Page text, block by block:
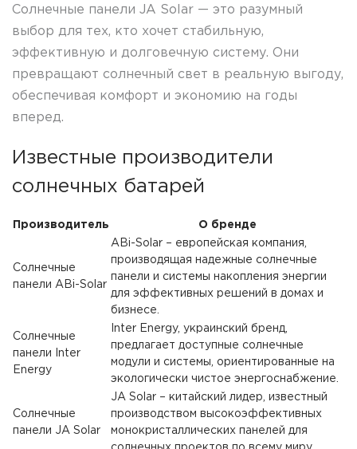
Солнечные панели JA Solar — это разумный
выбор для тех, кто хочет стабильную,
эффективную и долговечную систему. Они
превращают солнечный свет в реальную выгоду,
обеспечивая комфорт и экономию на годы
вперед.
Известные производители
солнечных батарей
Производитель О бренде
Солнечные
панели ABi-Solar
ABi-Solar – европейская компания,
производящая надежные солнечные
панели и системы накопления энергии
для эффективных решений в домах и
бизнесе.
Солнечные
панели Inter
Energy
Inter Energy, украинский бренд,
предлагает доступные солнечные
модули и системы, ориентированные на
экологически чистое энергоснабжение.
Солнечные
панели JA Solar
JA Solar – китайский лидер, известный
производством высокоэффективных
монокристаллических панелей для